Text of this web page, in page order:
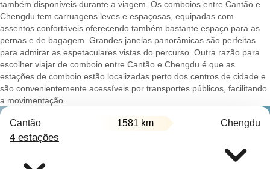
também disponíveis durante a viagem. Os comboios entre Cantão e
Chengdu tem carruagens leves e espaçosas, equipadas com
assentos confortáveis oferecendo também bastante espaço para as
pernas e de bagagem. Grandes janelas panorâmicas são perfeitas
para admirar as espetaculares vistas do percurso. Outra razão para
escolher viajar de comboio entre Cantão e Chengdu é que as
estações de comboio estão localizadas perto dos centros de cidade e
são convenientemente acessíveis por transportes públicos, facilitando
a movimentação.
Cantão 1581 km Chengdu
4 estações